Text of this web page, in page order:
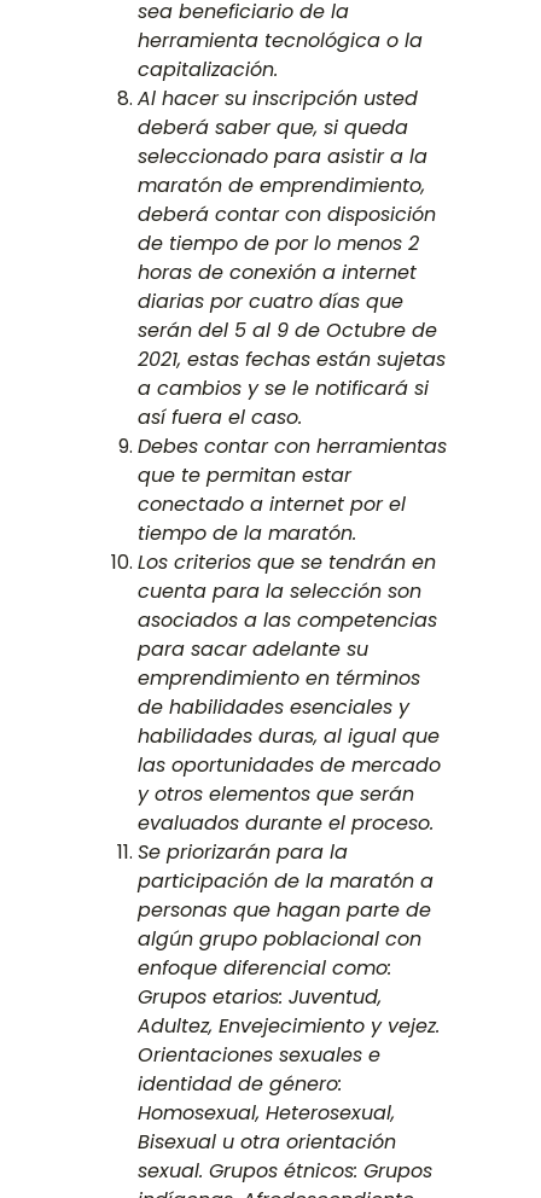
sea beneficiario de la
herramienta tecnológica o la
capitalización.
Al hacer su inscripción usted
deberá saber que, si queda
seleccionado para asistir a la
maratón de emprendimiento,
deberá contar con disposición
de tiempo de por lo menos 2
horas de conexión a internet
diarias por cuatro días que
serán del 5 al 9 de Octubre de
2021, estas fechas están sujetas
a cambios y se le notificará si
así fuera el caso.
Debes contar con herramientas
que te permitan estar
conectado a internet por el
tiempo de la maratón.
Los criterios que se tendrán en
cuenta para la selección son
asociados a las competencias
para sacar adelante su
emprendimiento en términos
de habilidades esenciales y
habilidades duras, al igual que
las oportunidades de mercado
y otros elementos que serán
evaluados durante el proceso.
Se priorizarán para la
participación de la maratón a
personas que hagan parte de
algún grupo poblacional con
enfoque diferencial como:
Grupos etarios: Juventud,
Adultez, Envejecimiento y vejez.
Orientaciones sexuales e
identidad de género:
Homosexual, Heterosexual,
Bisexual u otra orientación
sexual. Grupos étnicos: Grupos